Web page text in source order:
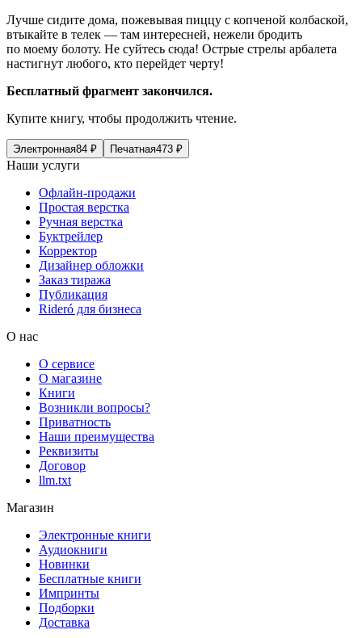
Лучше сидите дома, пожевывая пиццу с копченой колбаской,
втыкайте в телек — там интересней, нежели бродить
по моему болоту. Не суйтесь сюда! Острые стрелы арбалета
настигнут любого, кто перейдет черту!
Бесплатный фрагмент закончился.
Купите книгу, чтобы продолжить чтение.
Электронная84 ₽ Печатная473 ₽
Наши услуги
Офлайн-продажи
Простая верстка
Ручная верстка
Буктрейлер
Корректор
Дизайнер обложки
Заказ тиража
Публикация
Rideró для бизнеса
О нас
О сервисе
О магазине
Книги
Возникли вопросы?
Приватность
Наши преимущества
Реквизиты
Договор
llm.txt
Магазин
Электронные книги
Аудиокниги
Новинки
Бесплатные книги
Импринты
Подборки
Доставка